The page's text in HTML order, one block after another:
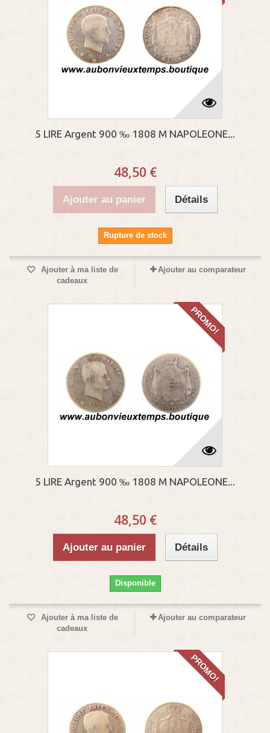
5 LIRE Argent 900 ‰ 1808 M NAPOLEONE...
48,50 €
Ajouter au panier Détails
Rupture de stock
Ajouter à ma liste de
cadeaux
Ajouter au comparateur
PROMO!
5 LIRE Argent 900 ‰ 1808 M NAPOLEONE...
48,50 €
Ajouter au panier Détails
Disponible
Ajouter à ma liste de
cadeaux
Ajouter au comparateur
PROMO!